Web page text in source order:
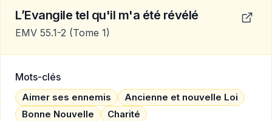
L’Evangile tel qu'il m'a été révélé
EMV 55.1-2 (Tome 1)
Mots-clés
Aimer ses ennemis
Ancienne et nouvelle Loi
Bonne Nouvelle
Charité